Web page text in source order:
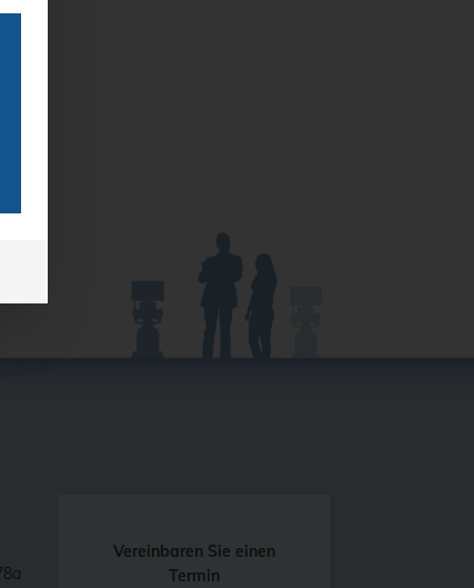
Vereinbaren Sie einen
Termin